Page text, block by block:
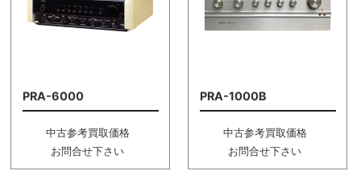
PRA-6000
中古参考買取価格
お問合せ下さい
PRA-1000B
中古参考買取価格
お問合せ下さい